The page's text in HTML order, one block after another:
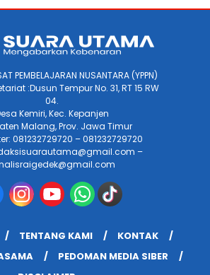
PEMBELAJARAN NUSANTARA (YPPN)
:Dusun Tempur No. 31, RT 15 RW
04.
Kemiri, Kec. Kepanjen
Malang, Prov. Jawa Timur
081232729720 – 081232729720
–
TENTANG KAMI
KONTAK
PEDOMAN MEDIA SIBER